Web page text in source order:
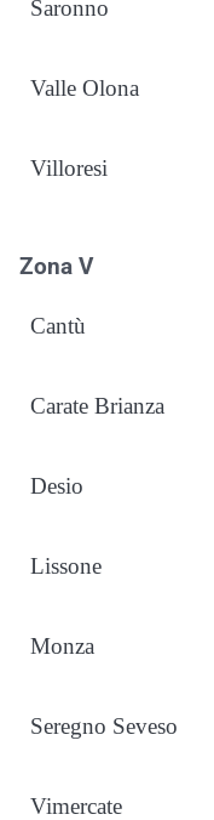
Saronno
Valle Olona
Villoresi
Zona V
Cantù
Carate Brianza
Desio
Lissone
Monza
Seregno Seveso
Vimercate